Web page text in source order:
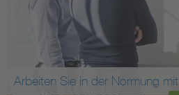
Arbeiten Sie in der Normung mit